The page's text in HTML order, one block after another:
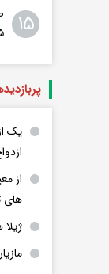
۱۵
یک
از
های